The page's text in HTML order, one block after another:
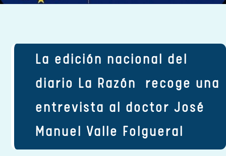
La edición nacional del
diario La Razón recoge una
entrevista al doctor José
Manuel Valle Folgueral